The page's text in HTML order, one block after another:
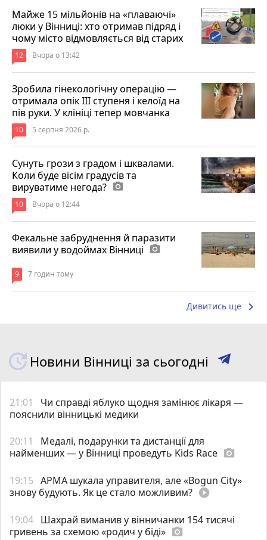
Майже 15 мільйонів на «плаваючі»
люки у Вінниці: хто отримав підряд і
чому місто відмовляється від старих
12 Вчора о 13:42
Зробила гінекологічну операцію —
отримала опік ІІІ ступеня і келоїд на
пів руки. У клініці тепер мовчанка
10 5 серпня 2026 р.
Сунуть грози з градом і шквалами.
Коли буде вісім градусів та
вируватиме негода? photo_camera
10 Вчора о 12:44
Фекальне забруднення й паразити
виявили у водоймах Вінниці photo_camera
9 7 годин тому
Дивитись ще keyboard_arrow_right
Новини Вінниці за сьогодні
21:01
Чи справді яблуко щодня замінює лікаря —
пояснили вінницькі медики
20:11
Медалі, подарунки та дистанції для
найменших — у Вінниці проведуть Kids Race photo_camera
19:15 АРМА шукала управителя, але «Bogun City»
знову будують. Як це стало можливим? play_circle_filled
19:04 Шахрай виманив у вінничанки 154 тисячі
гривень за схемою «родич у біді» photo_camera